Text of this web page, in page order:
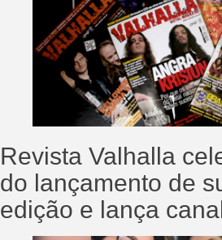
Revista Valhalla
do lançamento de
edição e lança